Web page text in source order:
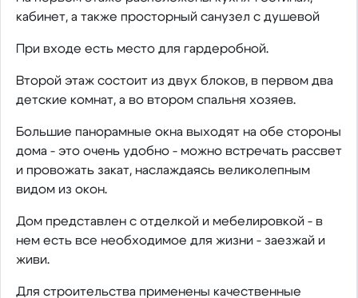
кабинет, а также просторный санузел с душевой
При входе есть место для гардеробной.
Второй этаж состоит из двух блоков, в первом два
детские комнат, а во втором спальня хозяев.
Большие панорамные окна выходят на обе стороны
дома - это очень удобно - можно встречать рассвет
и провожать закат, наслаждаясь великолепным
видом из окон.
Дом представлен с отделкой и мебелировкой - в
нем есть все необходимое для жизни - заезжай и
живи.
Для строительства применены качественные